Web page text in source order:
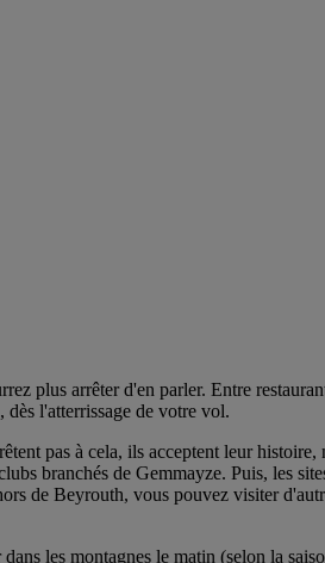
plus arrêter d'en parler. Entre
dès l'atterrissage de votre vol.
pas à cela, ils acceptent leur
branchés de Gemmayze. Puis, les
de Beyrouth, vous pouvez visiter
les montagnes le matin (selon la